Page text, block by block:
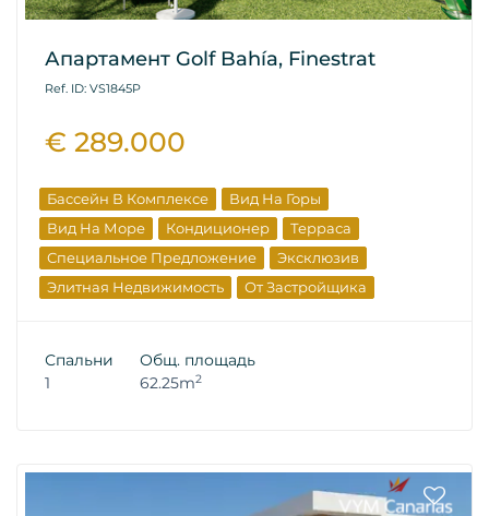
Апартамент Golf Bahía, Finestrat
Ref. ID: VS1845P
€ 289.000
Бассейн В Комплексе
Вид На Горы
Вид На Море
Кондиционер
Терраса
Специальное Предложение
Эксклюзив
Элитная Недвижимость
От Застройщика
Спальни
1
Общ. площадь
62.25m2